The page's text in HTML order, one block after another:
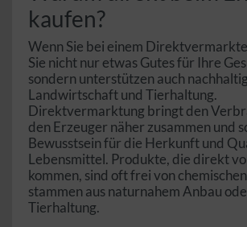
kaufen?
Wenn Sie bei einem
Sie nicht nur etwas Gutes für Ihre
sondern unterstützen auch
Landwirtschaft und Tierhaltung.
Direktvermarktung bringt den
den Erzeuger näher zusammen und
Bewusstsein für die Herkunft und
Lebensmittel. Produkte, die direkt
kommen, sind oft frei von
stammen aus naturnahem Anbau
Tierhaltung.